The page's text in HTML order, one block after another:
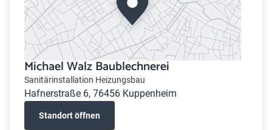
Michael Walz Baublechnerei
Sanitärinstallation Heizungsbau
Hafnerstraße 6, 76456 Kuppenheim
Standort öffnen